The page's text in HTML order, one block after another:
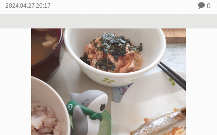
2024.04.27 20:17 0